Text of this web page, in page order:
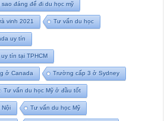
sao đáng để đi du học mỹ
vinh 2021 Tư vấn du học
uy tín
tín tại TPHCM
ở Canada Trường cấp 3 ở Sydney
Tư vấn du học Mỹ ở đầu tốt
Nội Tư vấn du học Mỹ